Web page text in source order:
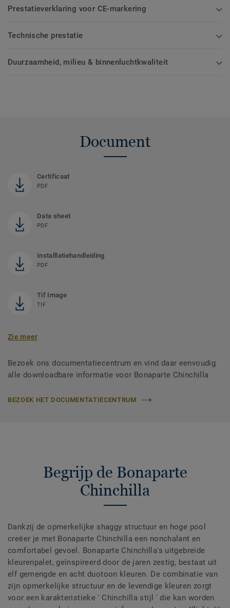
Prestatieverklaring voor CE-markering
Technische prestatie
Duurzaamheid, milieu & binnenluchtkwaliteit
Document
Certificaat
PDF
Data sheet
PDF
Installlatiehandleiding
PDF
Tif Image
TIF
Zie meer
Bezoek ons documentatiecentrum en vind daar eenvoudig
alle downloadbare informatie voor Bonaparte Chinchilla
BEZOEK HET DOCUMENTATIECENTRUM
Begrijp de Bonaparte
Chinchilla
Dankzij de opmerkelijke shaggy structuur en hoge pool
creëer je met Bonaparte Chinchilla een nonchalant en
comfortabel gevoel. Bonaparte Chinchilla's uitgebreide
kleurenpalet, geïnspireerd door de jaren zestig, bestaat uit
elf gemengde en acht duotoon kleuren. De combinatie van
zijn opmerkelijke structuur en de levendige kleuren zorgt
voor een karakteristieke ' Chinchilla stijl ' die kan worden